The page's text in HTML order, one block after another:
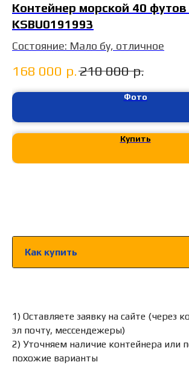
Контейнер морской 40 футов
KSBU0191993
Состояние: Мало бу, отличное
168 000 р.210 000 р.
Фото
Купить
1) Оставляете заявку на сайте (через
эл почту, мессендежеры)
2) Уточняем наличие контейнера или
похожие варианты